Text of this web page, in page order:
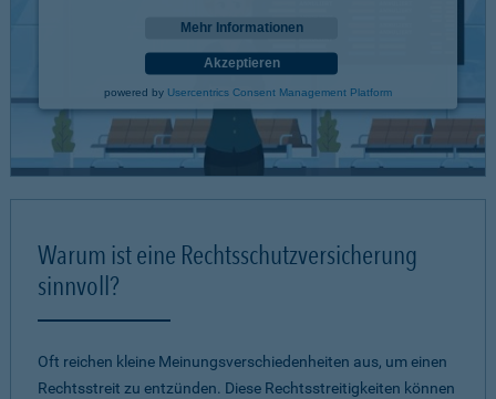
Mehr Informationen
Akzeptieren
powered by Usercentrics Consent Management Platform
Warum ist eine Rechtsschutzversicherung
sinnvoll?
Oft reichen kleine Meinungsverschiedenheiten aus, um einen
Rechtsstreit zu entzünden. Diese Rechtsstreitigkeiten können